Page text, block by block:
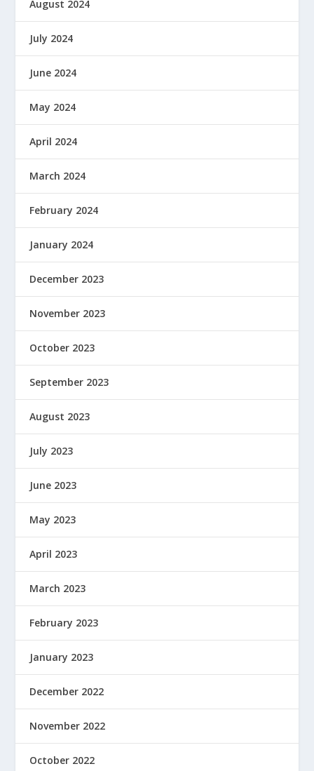
August 2024
July 2024
June 2024
May 2024
April 2024
March 2024
February 2024
January 2024
December 2023
November 2023
October 2023
September 2023
August 2023
July 2023
June 2023
May 2023
April 2023
March 2023
February 2023
January 2023
December 2022
November 2022
October 2022